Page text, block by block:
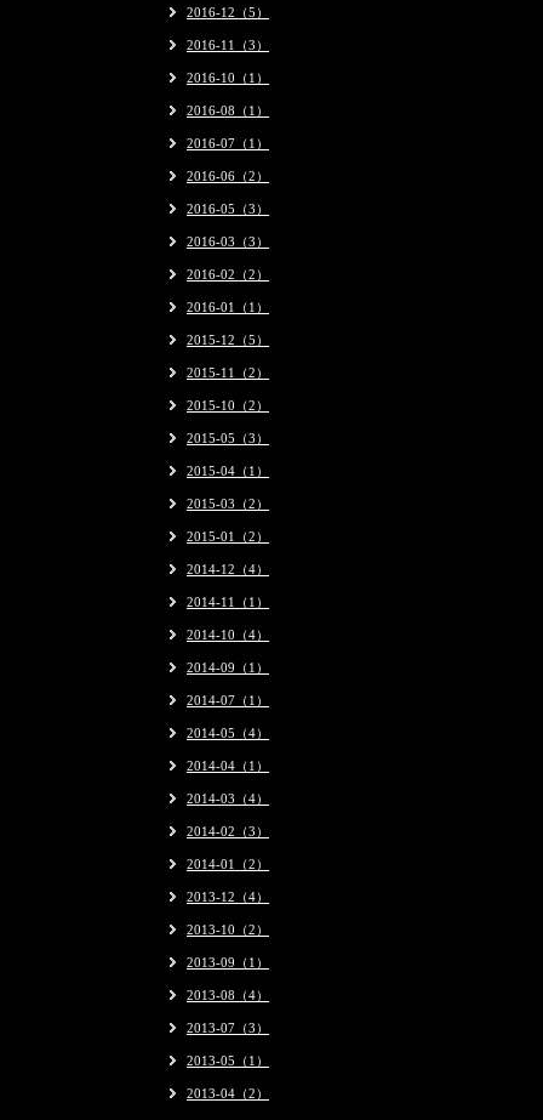
2016-12（5）
2016-11（3）
2016-10（1）
2016-08（1）
2016-07（1）
2016-06（2）
2016-05（3）
2016-03（3）
2016-02（2）
2016-01（1）
2015-12（5）
2015-11（2）
2015-10（2）
2015-05（3）
2015-04（1）
2015-03（2）
2015-01（2）
2014-12（4）
2014-11（1）
2014-10（4）
2014-09（1）
2014-07（1）
2014-05（4）
2014-04（1）
2014-03（4）
2014-02（3）
2014-01（2）
2013-12（4）
2013-10（2）
2013-09（1）
2013-08（4）
2013-07（3）
2013-05（1）
2013-04（2）